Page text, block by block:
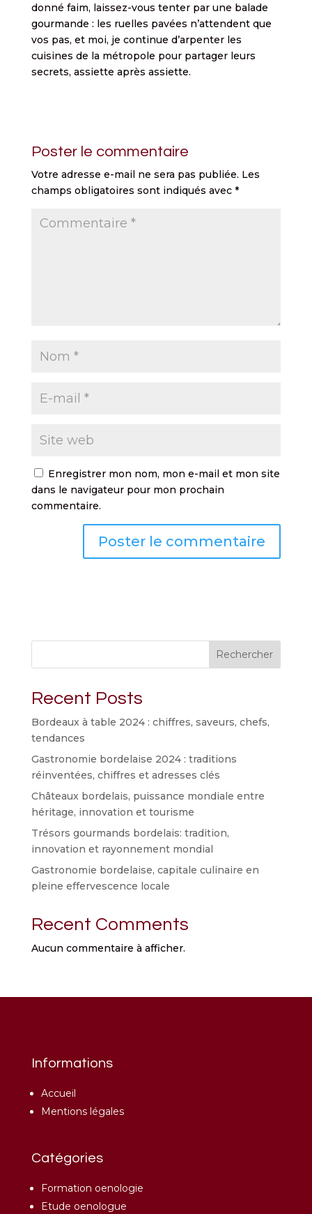
donné faim, laissez-vous tenter par une balade
gourmande : les ruelles pavées n’attendent que
vos pas, et moi, je continue d’arpenter les
cuisines de la métropole pour partager leurs
secrets, assiette après assiette.
Poster le commentaire
Votre adresse e-mail ne sera pas publiée. Les
champs obligatoires sont indiqués avec *
Enregistrer mon nom, mon e-mail et mon site
dans le navigateur pour mon prochain
commentaire.
Rechercher
Recent Posts
Bordeaux à table 2024 : chiffres, saveurs, chefs,
tendances
Gastronomie bordelaise 2024 : traditions
réinventées, chiffres et adresses clés
Châteaux bordelais, puissance mondiale entre
héritage, innovation et tourisme
Trésors gourmands bordelais: tradition,
innovation et rayonnement mondial
Gastronomie bordelaise, capitale culinaire en
pleine effervescence locale
Recent Comments
Aucun commentaire à afficher.
Informations
Accueil
Mentions légales
Catégories
Formation oenologie
Etude oenologue